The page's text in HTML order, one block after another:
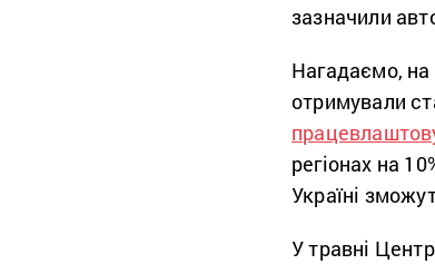
зазначили
Нагадаємо, на
отримували
регіонах на
Україні
У травні